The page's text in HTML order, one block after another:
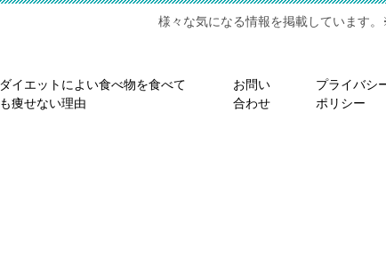
様々な気になる情報を掲載しています
ダイエットによい食べ物を食べて
も痩せない理由
お問い
合わせ
プライバシ
ポリシー